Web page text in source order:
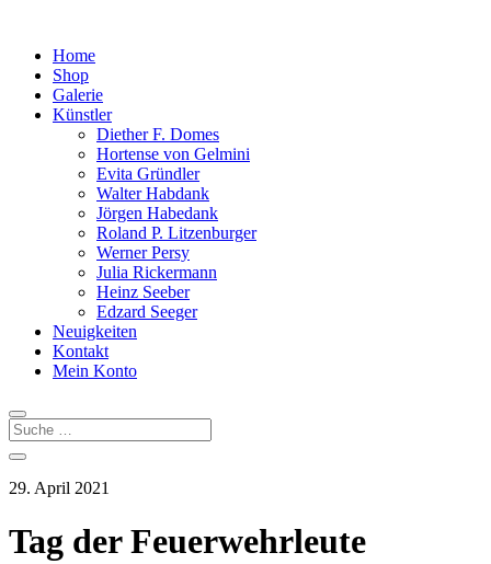
Home
Shop
Galerie
Künstler
Diether F. Domes
Hortense von Gelmini
Evita Gründler
Walter Habdank
Jörgen Habedank
Roland P. Litzenburger
Werner Persy
Julia Rickermann
Heinz Seeber
Edzard Seeger
Neuigkeiten
Kontakt
Mein Konto
29. April 2021
Tag der Feuerwehrleute